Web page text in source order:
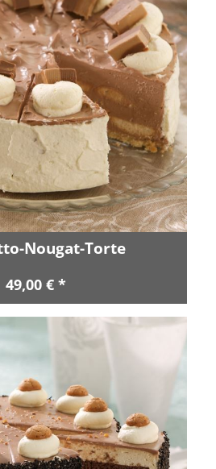
Nougat-Torte
49,00 € *